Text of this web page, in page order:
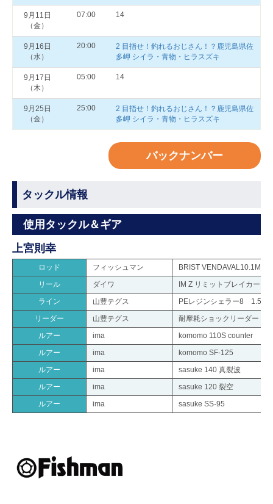
9月11日
（金）
07:00 14
9月16日
（水）
20:00
2 目指せ！釣れるおじさん！？鹿児島県佐
多岬 シイラ・青物・ヒラスズキ
9月17日
（木）
05:00 14
9月25日
（金）
25:00
2 目指せ！釣れるおじさん！？鹿児島県佐
多岬 シイラ・青物・ヒラスズキ
バックナンバー
タックル情報
使用タックル＆ギア
上宮則幸
ロッド フィッシュマン
BRIST VENDAVAL10.1M
リール
ダイワ
IM Z リミットブレイカー
ライン
山豊テグス
PEレジンシェラー8 1.5号
リーダー
山豊テグス
耐摩耗ショックリーダー 8
ルアー
ima
komomo 110S counter
ルアー
ima
komomo SF-125
ルアー
ima
sasuke 140 真裂波
ルアー
ima
sasuke 120 裂空
ルアー
ima sasuke SS-95